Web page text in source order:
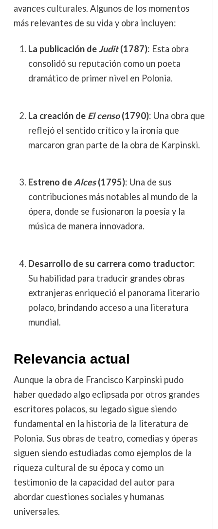
avances culturales. Algunos de los momentos
más relevantes de su vida y obra incluyen:
La publicación deJudit(1787): Esta obra
consolidó su reputación como un poeta
dramático de primer nivel en Polonia.
La creación de El censo(1790): Una obra que
reflejó el sentido crítico y la ironía que
marcaron gran parte de la obra de Karpinski.
Estreno deAlces(1795): Una de sus
contribuciones más notables al mundo de la
ópera, donde se fusionaron la poesía y la
música de manera innovadora.
Desarrollo de su carrera como traductor:
Su habilidad para traducir grandes obras
extranjeras enriqueció el panorama literario
polaco, brindando acceso a una literatura
mundial.
Relevancia actual
Aunque la obra de Francisco Karpinski pudo
haber quedado algo eclipsada por otros grandes
escritores polacos, su legado sigue siendo
fundamental en la historia de la literatura de
Polonia. Sus obras de teatro, comedias y óperas
siguen siendo estudiadas como ejemplos de la
riqueza cultural de su época y como un
testimonio de la capacidad del autor para
abordar cuestiones sociales y humanas
universales.